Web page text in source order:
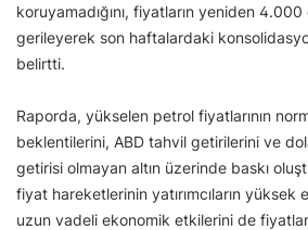
koruyamadığını, fiyatların yeniden
gerileyerek son haftalardaki
belirtti.
Raporda, yükselen petrol fiyatlarının
beklentilerini, ABD tahvil getirilerini ve
getirisi olmayan altın üzerinde baskı
fiyat hareketlerinin yatırımcıların yüksek
uzun vadeli ekonomik etkilerini de